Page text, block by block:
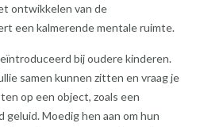
ontwikkelen van de
een kalmerende mentale ruimte.
bij oudere kinderen.
samen kunnen zitten en vraag je
op een object, zoals een
Moedig hen aan om hun